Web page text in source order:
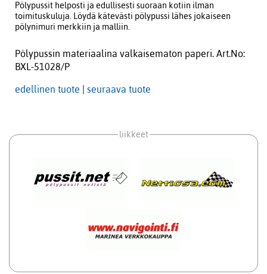
Pölypussit helposti ja edullisesti suoraan kotiin ilman
toimituskuluja. Löydä kätevästi pölypussi lähes jokaiseen
pölynimuri merkkiin ja malliin.
Pölypussin materiaalina valkaisematon paperi. Art.No:
BXL-51028/P
edellinen tuote seuraava tuote
liikkeet